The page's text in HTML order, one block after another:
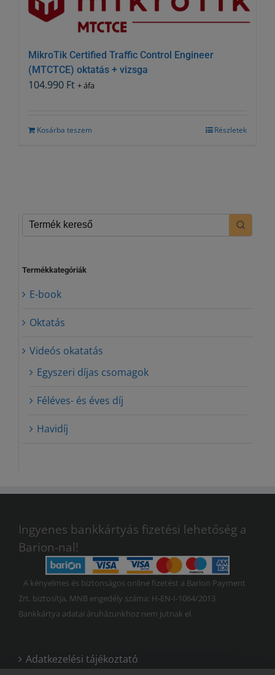
MikroTik Certified Traffic Control Engineer
(MTCTCE) oktatás + vizsga
104.990 Ft + áfa
Kosárba teszem Részletek
Termékkategóriák
E-book
Oktatás
Videós okatatás
Egyszeri díjas csomagok
Féléves- és éves díj
Havidíj
Ingyenes bankkártyás fizetési lehetőség a
Barion-nal!
A kényelmes és biztonságos online fizetést a Barion Payment
Zrt. biztosítja, MNB engedély száma: H-EN-I-1064/2013
Bankkártya adatai áruházunkhoz nem jutnak el.
Adatkezelési tájékoztató